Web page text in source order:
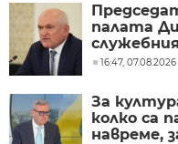
палата
Главчев?
16:47, 07.08.2026
За
колко са
навреме,